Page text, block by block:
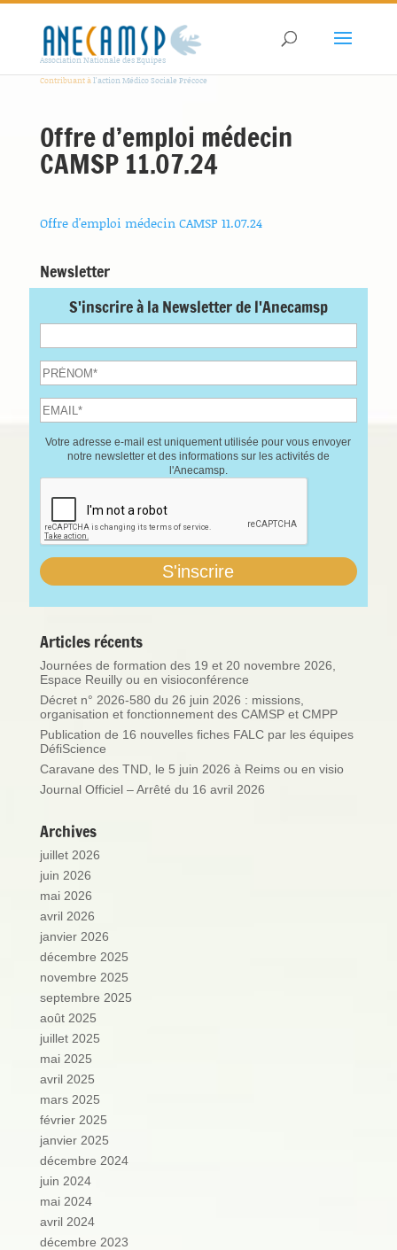
Association Nationale des Equipes
Contribuant àl'action Médico Sociale Précoce
Offre d’emploi médecin
CAMSP 11.07.24
Offre d'emploi médecin CAMSP 11.07.24
Newsletter
S'inscrire à la Newsletter de l'Anecamsp
Votre adresse e-mail est uniquement utilisée pour vous envoyer
notre newsletter et des informations sur les activités de
l'Anecamsp.
Articles récents
Journées de formation des 19 et 20 novembre 2026,
Espace Reuilly ou en visioconférence
Décret n° 2026-580 du 26 juin 2026 : missions,
organisation et fonctionnement des CAMSP et CMPP
Publication de 16 nouvelles fiches FALC par les équipes
DéfiScience
Caravane des TND, le 5 juin 2026 à Reims ou en visio
Journal Officiel – Arrêté du 16 avril 2026
Archives
juillet 2026
juin 2026
mai 2026
avril 2026
janvier 2026
décembre 2025
novembre 2025
septembre 2025
août 2025
juillet 2025
mai 2025
avril 2025
mars 2025
février 2025
janvier 2025
décembre 2024
juin 2024
mai 2024
avril 2024
décembre 2023